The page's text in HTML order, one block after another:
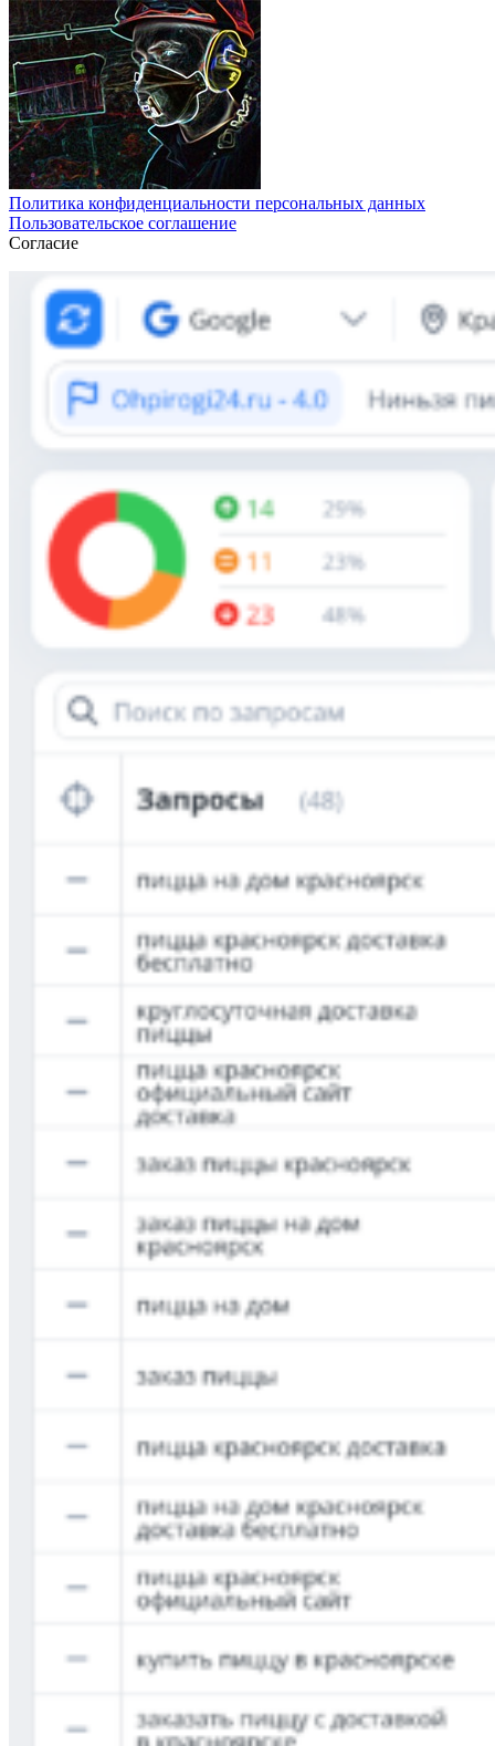
Политика конфиденциальности персональных данных
Пользовательское соглашение
Согласие